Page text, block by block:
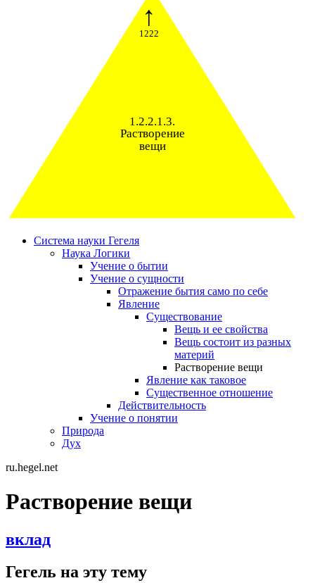
1.2.2.1.3.
Растворение
вещи
↑
1222
Система науки Гегеля
Наука Логики
Учение о бытии
Учение о сущности
Отражение бытия само по себе
Явление
Существование
Вещь и ее свойства
Вещь состоит из разных
материй
Растворение вещи
Явление как таковое
Существенное отношение
Действительность
Учение о понятии
Природа
Дух
ru.hegel.net
Растворение вещи
вклад
Гегель на эту тему